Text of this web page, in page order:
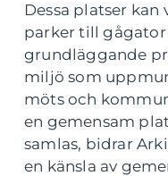
Dessa platser
parker till
grundläggande
miljö som
möts och
en gemensam
samlas, bidrar
en känsla av